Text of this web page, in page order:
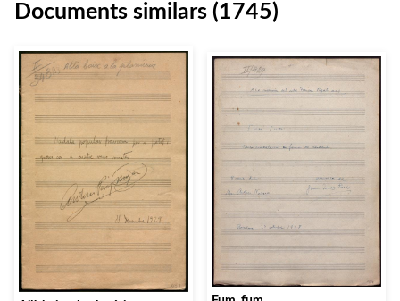
Documents similars (1745)